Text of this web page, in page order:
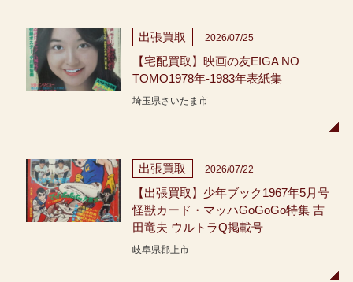
出張買取 2026/07/25
【宅配買取】映画の友EIGA NO
TOMO1978年-1983年表紙集
埼玉県さいたま市
出張買取 2026/07/22
【出張買取】少年ブック1967年5月号
怪獣カード・マッハGoGoGo特集 吉
田竜夫 ウルトラQ掲載号
岐阜県郡上市